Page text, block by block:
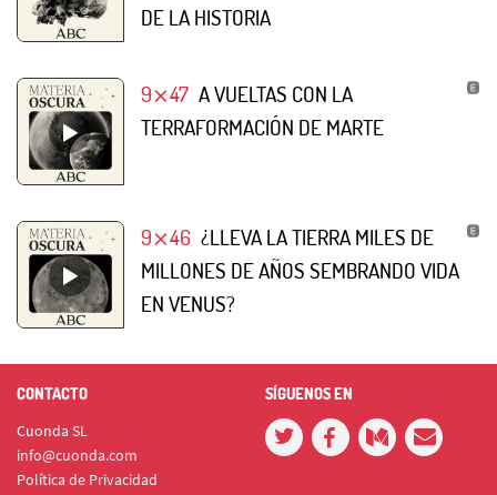
DE LA HISTORIA
9⨯47 A VUELTAS CON LA
TERRAFORMACIÓN DE MARTE
9⨯46 ¿LLEVA LA TIERRA MILES DE
MILLONES DE AÑOS SEMBRANDO VIDA
EN VENUS?
CONTACTO
Cuonda SL
info@cuonda.com
Política de Privacidad
SÍGUENOS EN